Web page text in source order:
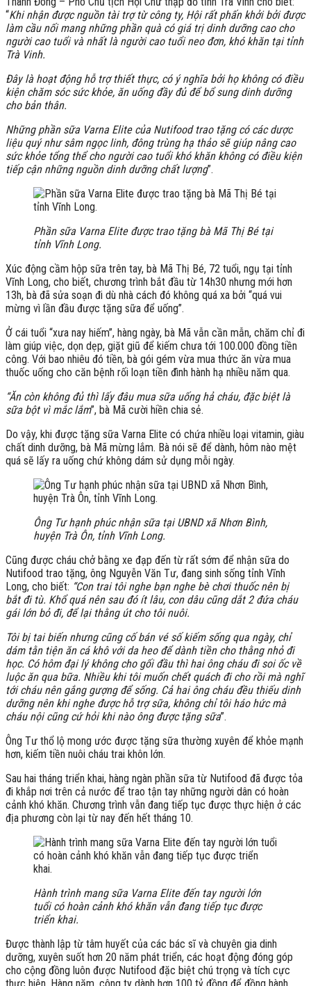
“Khi nhận được nguồn tài trợ từ công ty, Hội rất phấn khởi bởi được
làm cầu nối mang những phần quà có giá trị dinh dưỡng cao cho
người cao tuổi và nhất là người cao tuổi neo đơn, khó khăn tại tỉnh
Trà Vinh.
Đây là hoạt động hỗ trợ thiết thực, có ý nghĩa bởi họ không có điều
kiện chăm sóc sức khỏe, ăn uống đầy đủ để bổ sung dinh dưỡng
cho bản thân.
Những phần sữa Varna Elite của Nutifood trao tặng có các dược
liệu quý như sâm ngọc linh, đông trùng hạ thảo sẽ giúp nâng cao
sức khỏe tổng thể cho người cao tuổi khó khăn không có điều kiện
tiếp cận những nguồn dinh dưỡng chất lượng”.
Phần sữa Varna Elite được trao tặng bà Mã Thị Bé tại
tỉnh Vĩnh Long.
Xúc động cầm hộp sữa trên tay, bà Mã Thị Bé, 72 tuổi, ngụ tại tỉnh
Vĩnh Long, cho biết, chương trình bắt đầu từ 14h30 nhưng mới hơn
13h, bà đã sửa soạn đi dù nhà cách đó không quá xa bởi “quá vui
mừng vì lần đầu được tặng sữa để uống”.
Ở cái tuổi “xưa nay hiếm”, hàng ngày, bà Mã vẫn cần mẫn, chăm chỉ đi
làm giúp việc, dọn dẹp, giặt giũ để kiếm chưa tới 100.000 đồng tiền
công. Với bao nhiêu đó tiền, bà gói gém vừa mua thức ăn vừa mua
thuốc uống cho căn bệnh rối loạn tiền đình hành hạ nhiều năm qua.
“Ăn còn không đủ thì lấy đâu mua sữa uống hả cháu, đặc biệt là
sữa bột vì mắc lắm”, bà Mã cười hiền chia sẻ.
Do vậy, khi được tặng sữa Varna Elite có chứa nhiều loại vitamin, giàu
chất dinh dưỡng, bà Mã mừng lắm. Bà nói sẽ để dành, hôm nào mệt
quá sẽ lấy ra uống chứ không dám sử dụng mỗi ngày.
Ông Tư hạnh phúc nhận sữa tại UBND xã Nhơn Bình,
huyện Trà Ôn, tỉnh Vĩnh Long.
Cũng được cháu chở bằng xe đạp đến từ rất sớm để nhận sữa do
Nutifood trao tặng, ông Nguyễn Văn Tư, đang sinh sống tỉnh Vĩnh
Long, cho biết: “Con trai tôi nghe bạn nghe bè chơi thuốc nên bị
bắt đi tù. Khổ quá nên sau đó ít lâu, con dâu cũng dắt 2 đứa cháu
gái lớn bỏ đi, để lại thằng út cho tôi nuôi.
Tôi bị tai biến nhưng cũng cố bán vé số kiếm sống qua ngày, chỉ
dám tằn tiện ăn cá khô với da heo để dành tiền cho thằng nhỏ đi
học. Có hôm đại lý không cho gối đầu thì hai ông cháu đi soi ốc về
luộc ăn qua bữa. Nhiều khi tôi muốn chết quách đi cho rồi mà nghĩ
tới cháu nên gắng gượng để sống. Cả hai ông cháu đều thiếu dinh
dưỡng nên khi nghe được hỗ trợ sữa, không chỉ tôi háo hức mà
cháu nội cũng cứ hỏi khi nào ông được tặng sữa”.
Ông Tư thổ lộ mong ước được tặng sữa thường xuyên để khỏe mạnh
hơn, kiếm tiền nuôi cháu trai khôn lớn.
Sau hai tháng triển khai, hàng ngàn phần sữa từ Nutifood đã được tỏa
đi khắp nơi trên cả nước để trao tận tay những người dân có hoàn
cảnh khó khăn. Chương trình vẫn đang tiếp tục được thực hiện ở các
địa phương còn lại từ nay đến hết tháng 10.
Hành trình mang sữa Varna Elite đến tay người lớn
tuổi có hoàn cảnh khó khăn vẫn đang tiếp tục được
triển khai.
Được thành lập từ tâm huyết của các bác sĩ và chuyên gia dinh
dưỡng, xuyên suốt hơn 20 năm phát triển, các hoạt động đóng góp
cho cộng đồng luôn được Nutifood đặc biệt chú trọng và tích cực